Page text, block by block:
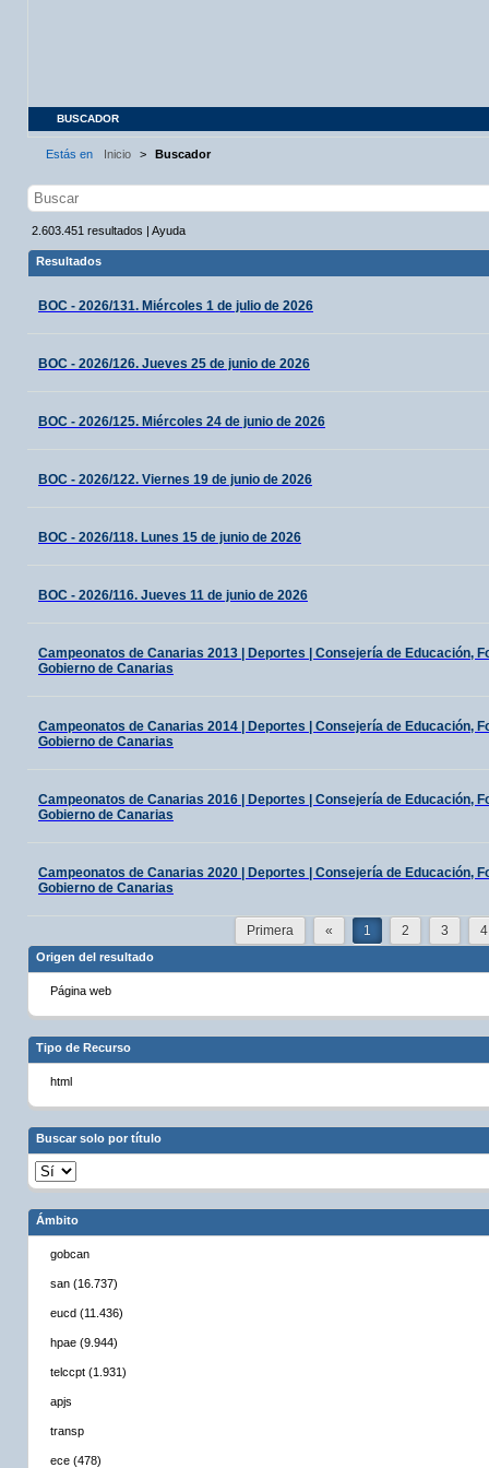
BUSCADOR
Estás en Inicio > Buscador
2.603.451 resultados | Ayuda
Resultados
BOC - 2026/131. Miércoles 1 de julio de 2026
BOC - 2026/126. Jueves 25 de junio de 2026
BOC - 2026/125. Miércoles 24 de junio de 2026
BOC - 2026/122. Viernes 19 de junio de 2026
BOC - 2026/118. Lunes 15 de junio de 2026
BOC - 2026/116. Jueves 11 de junio de 2026
Campeonatos de Canarias 2013 | Deportes | Consejería de Educación,
Gobierno de Canarias
Campeonatos de Canarias 2014 | Deportes | Consejería de Educación,
Gobierno de Canarias
Campeonatos de Canarias 2016 | Deportes | Consejería de Educación,
Gobierno de Canarias
Campeonatos de Canarias 2020 | Deportes | Consejería de Educación,
Gobierno de Canarias
Primera « 1 2 3 4
Origen del resultado
Página web
Tipo de Recurso
html
Buscar solo por título
Ámbito
gobcan
san (16.737)
eucd (11.436)
hpae (9.944)
telccpt (1.931)
apjs
transp
ece (478)